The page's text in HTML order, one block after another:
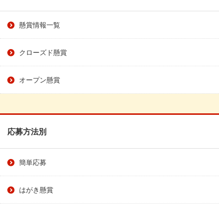
懸賞情報一覧
クローズド懸賞
オープン懸賞
応募方法別
簡単応募
はがき懸賞